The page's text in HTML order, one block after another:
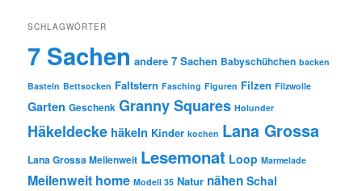
SCHLAGWÖRTER
7 Sachen andere 7 Sachen Babyschühchen backen
Basteln Bettsocken Faltstern Fasching Figuren Filzen Filzwolle
Garten Geschenk Granny Squares Holunder
Häkeldecke häkeln Kinder kochen Lana Grossa
Lana Grossa Meilenweit Lesemonat Loop Marmelade
Meilenweit home Modell 35 Natur nähen Schal